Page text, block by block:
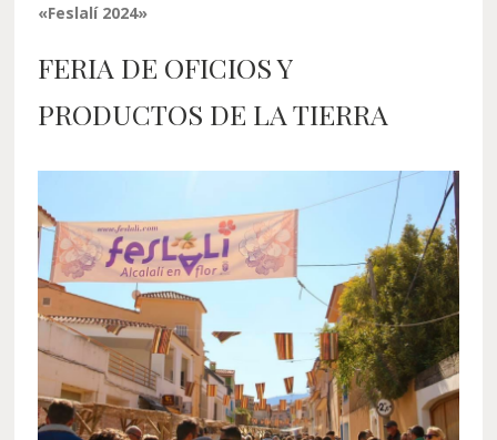
«Feslalí 2024»
FERIA DE OFICIOS Y
PRODUCTOS DE LA TIERRA